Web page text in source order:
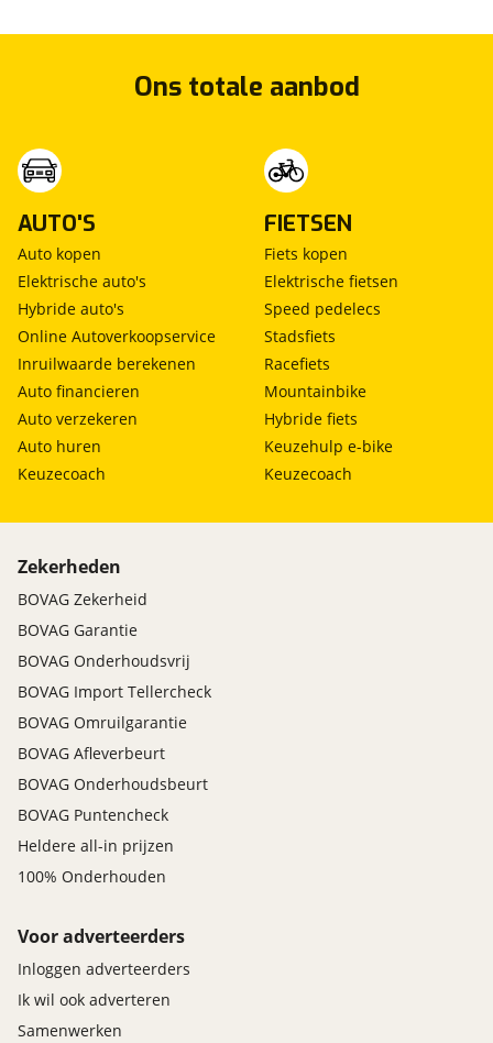
Ons totale aanbod
AUTO'S
Auto kopen
Elektrische auto's
Hybride auto's
Online Autoverkoopservice
Inruilwaarde berekenen
Auto financieren
Auto verzekeren
Auto huren
Keuzecoach
FIETSEN
Fiets kopen
Elektrische fietsen
Speed pedelecs
Stadsfiets
Racefiets
Mountainbike
Hybride fiets
Keuzehulp e-bike
Keuzecoach
Zekerheden
BOVAG Zekerheid
BOVAG Garantie
BOVAG Onderhoudsvrij
BOVAG Import Tellercheck
BOVAG Omruilgarantie
BOVAG Afleverbeurt
BOVAG Onderhoudsbeurt
BOVAG Puntencheck
Heldere all-in prijzen
100% Onderhouden
Voor adverteerders
Inloggen adverteerders
Ik wil ook adverteren
Samenwerken